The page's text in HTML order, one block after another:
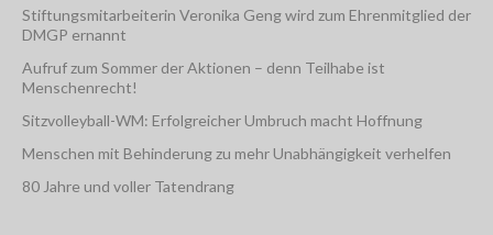
Stiftungsmitarbeiterin Veronika Geng wird zum Ehrenmitglied der
DMGP ernannt
Aufruf zum Sommer der Aktionen – denn Teilhabe ist
Menschenrecht!
Sitzvolleyball-WM: Erfolgreicher Umbruch macht Hoffnung
Menschen mit Behinderung zu mehr Unabhängigkeit verhelfen
80 Jahre und voller Tatendrang